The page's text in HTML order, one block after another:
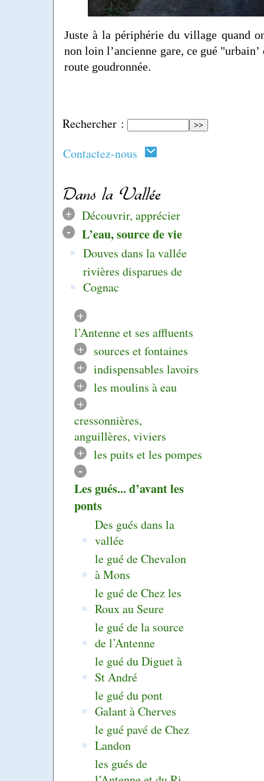
Rechercher :
Contactez-nous
Dans la Vallée
+ Découvrir, apprécier
- L’eau, source de vie
Douves dans la vallée
rivières disparues de
Cognac
+
l’Antenne et ses affluents
+
sources et fontaines
+
indispensables lavoirs
+
les moulins à eau
+
cressonnières,
anguillères, viviers
+
les puits et les pompes
-
Les gués... d’avant les
ponts
Des gués dans la
vallée
le gué de Chevalon
à Mons
le gué de Chez les
Roux au Seure
le gué de la source
de l’Antenne
le gué du Diguet à
St André
le gué du pont
Galant à Cherves
le gué pavé de Chez
Landon
les gués de
Juste à la périphérie du village quand
non loin l’ancienne gare, ce gué "urbain’
route goudronnée.